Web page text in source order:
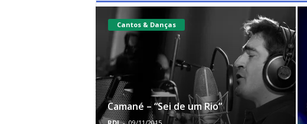
Cantos & Danças
Camané – “Sei de um Rio”